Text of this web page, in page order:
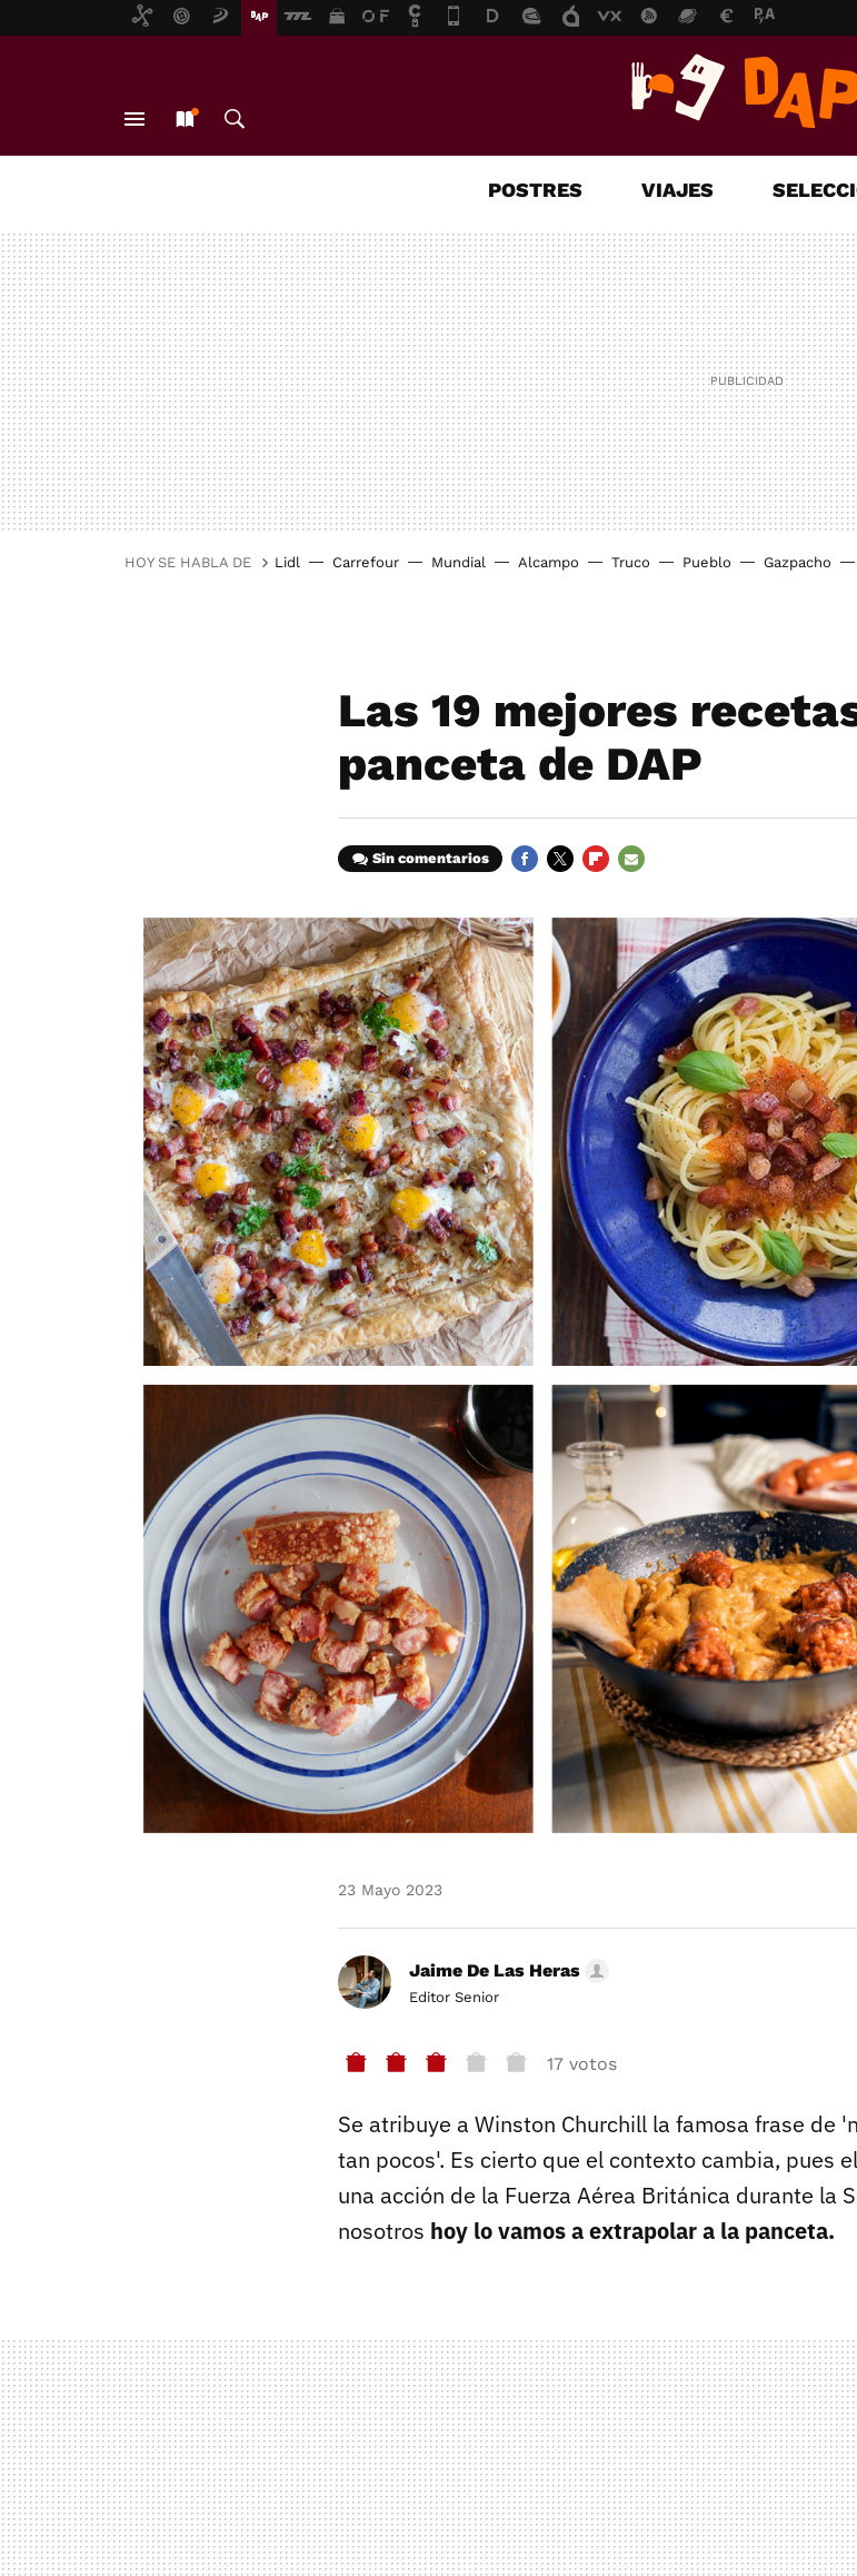
POSTRES VIAJES
HOY SE HABLA DE Lidl Carrefour Mundial Alcampo Truco Pueblo Gazpacho
Las 19 mejores
panceta de DAP
Sin comentarios
23 Mayo 2023
Jaime De Las Heras
Editor Senior
17 votos
Se atribuye a Winston Churchill la famosa frase de
tan pocos'. Es cierto que el contexto cambia, pues el
una acción de la Fuerza Aérea Británica durante la
nosotros hoy lo vamos a extrapolar a la panceta.